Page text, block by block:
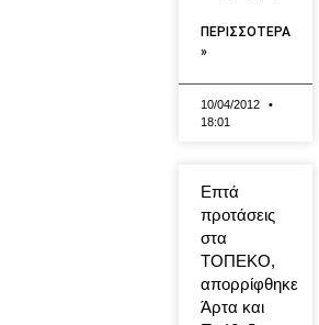
ΠΕΡΙΣΣΟΤΕΡΑ
»
10/04/2012
18:01
Επτά
προτάσεις
στα
ΤΟΠΕΚΟ,
απορρίφθηκε
Άρτα και